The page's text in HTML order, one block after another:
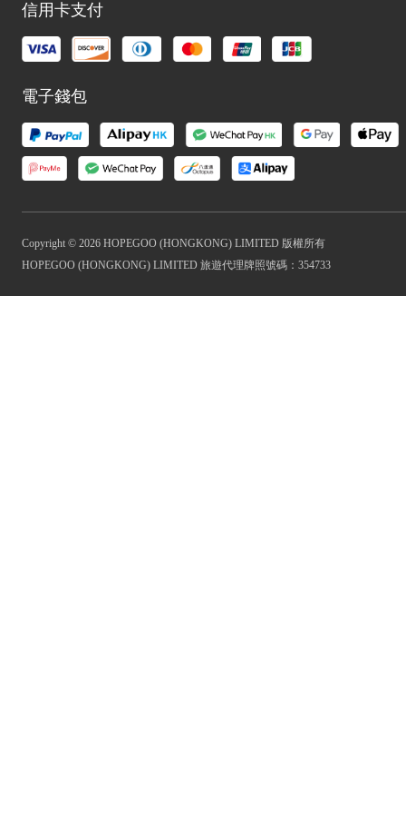
信用卡支付
電子錢包
Copyright © 2026 HOPEGOO (HONGKONG) LIMITED 版權所有
HOPEGOO (HONGKONG) LIMITED 旅遊代理牌照號碼：354733